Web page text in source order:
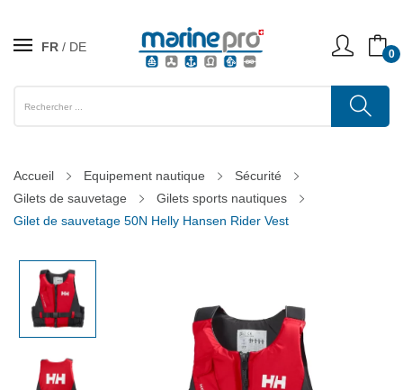
FR DE 0
Accueil Equipement nautique
Sécurité
Gilets de sauvetage
Gilets sports nautiques
Gilet de sauvetage 50N Helly Hansen Rider Vest